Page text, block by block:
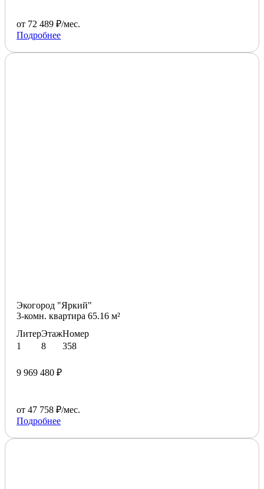
от 72 489 ₽/мес.
Подробнее
Экогород "Яркий"
3-комн. квартира 65.16 м²
Литер
1
Этаж
8
Номер
358
9 969 480 ₽
от 47 758 ₽/мес.
Подробнее